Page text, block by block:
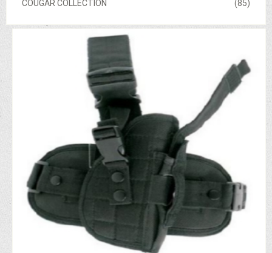
(85)
COUGAR COLLECTION